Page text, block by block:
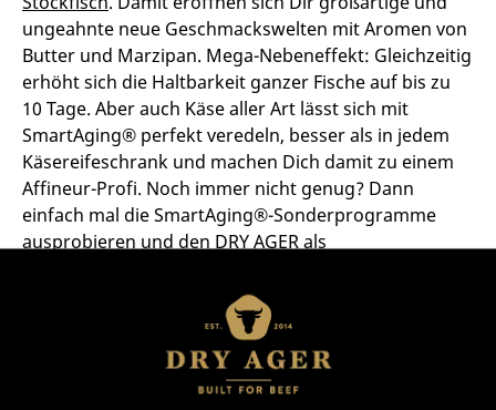
ungeahnte neue Geschmackswelten mit Aromen von
Butter und Marzipan. Mega-Nebeneffekt: Gleichzeitig
erhöht sich die Haltbarkeit ganzer Fische auf bis zu
10 Tage. Aber auch Käse aller Art lässt sich mit
SmartAging® perfekt veredeln, besser als in jedem
Käsereifeschrank und machen Dich damit zu einem
Affineur-Profi. Noch immer nicht genug? Dann
einfach mal die SmartAging®-Sonderprogramme
ausprobieren und den DRY AGER als
zum Trocknen Deiner DIY-Pasta oder zum
nachhaltigen Dörren von Obst, Gemüse und Pilzen.
Und nach all dem lässt Du kurz das
Reinigungsprogramm durchlaufen – und schon